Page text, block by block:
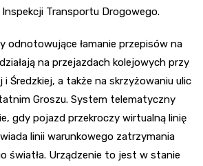
Inspekcji Transportu Drogowego.
odnotowujące łamanie przepisów na
na przejazdach kolejowych przy
i Średzkiej, a także na skrzyżowaniu ulic
Groszu. System telematyczny
gdy pojazd przekroczy wirtualną linię
linii warunkowego zatrzymania
światła. Urządzenie to jest w stanie